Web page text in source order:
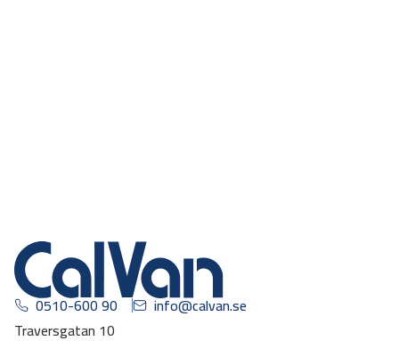
0510-600 90
info@calvan.se
Traversgatan 10